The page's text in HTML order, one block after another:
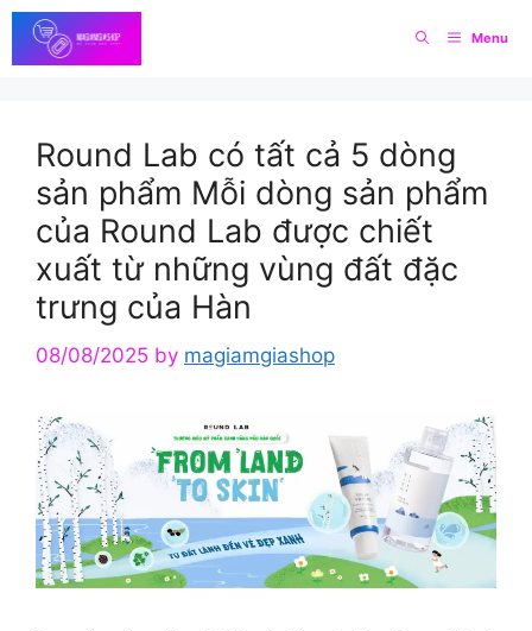
Skip
to
content
Menu
Round Lab có tất cả 5 dòng
sản phẩm Mỗi dòng sản phẩm
của Round Lab được chiết
xuất từ những vùng đất đặc
trưng của Hàn
08/08/2025 by magiamgiashop